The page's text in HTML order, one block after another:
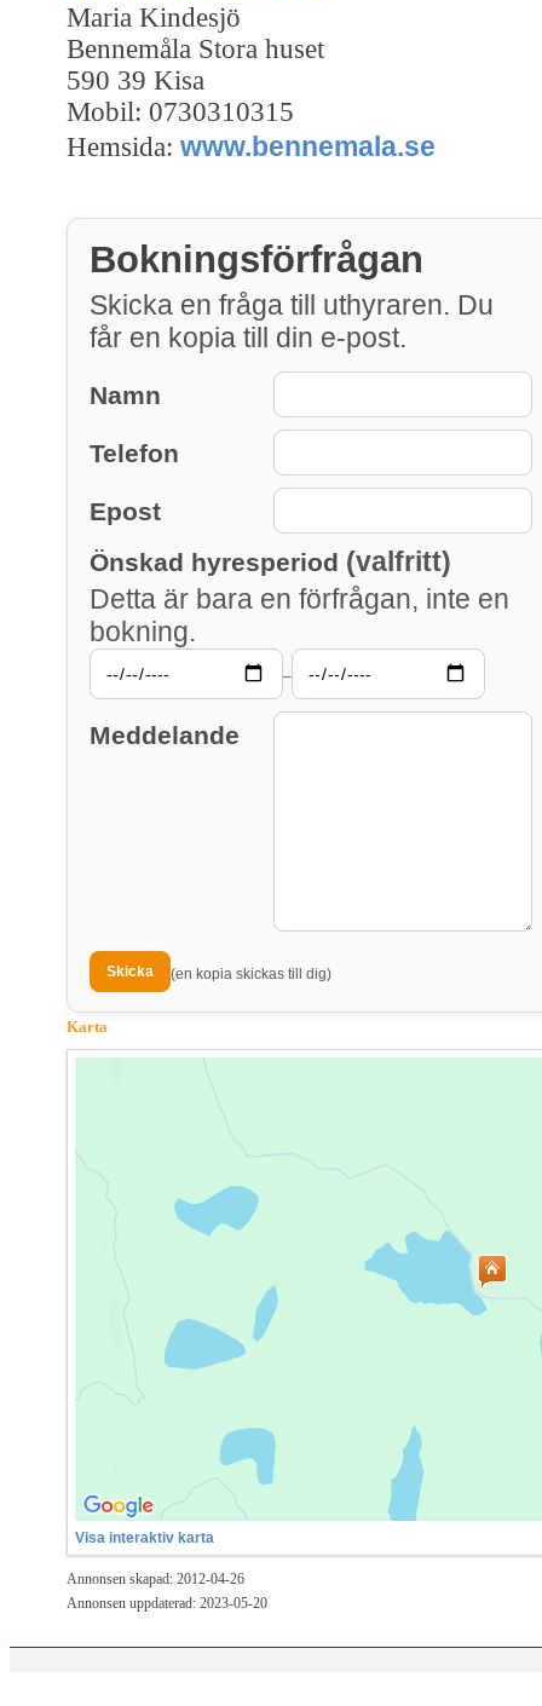
Maria Kindesjö
Bennemåla Stora huset
590 39 Kisa
Mobil: 0730310315
Hemsida: www.bennemala.se
Bokningsförfrågan
Skicka en fråga till uthyraren. Du
får en kopia till din e-post.
Namn
Telefon
Epost
Önskad hyresperiod (valfritt)
Detta är bara en förfrågan, inte en
bokning.
–
Meddelande
(en kopia skickas till dig)
Karta
Visa interaktiv karta
Annonsen skapad: 2012-04-26
Annonsen uppdaterad: 2023-05-20